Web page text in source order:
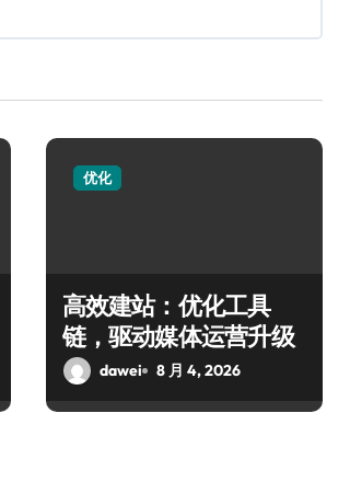
优化
高效建站：优化工具
链，驱动媒体运营升级
dawei 8 月 4, 2026